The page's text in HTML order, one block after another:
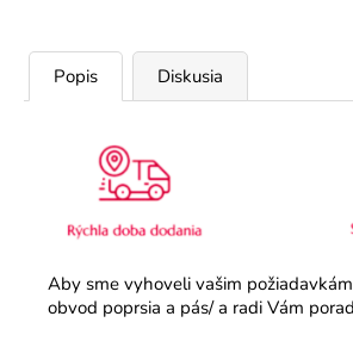
Popis Diskusia
Aby sme vyhoveli vašim
obvod poprsia a pás/ a radi Vám